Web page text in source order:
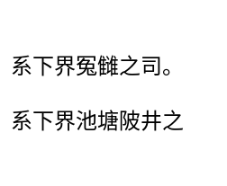
下界冤雠之司。
系下界池塘陂井之